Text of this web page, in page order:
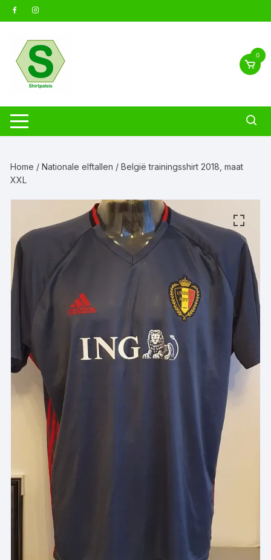
naar
0
Home /Nationale elftallen / België trainingsshirt 2018, maat
XXL